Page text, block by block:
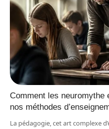
Comment les neuromythe
nos méthodes
La pédagogie, cet art complexe